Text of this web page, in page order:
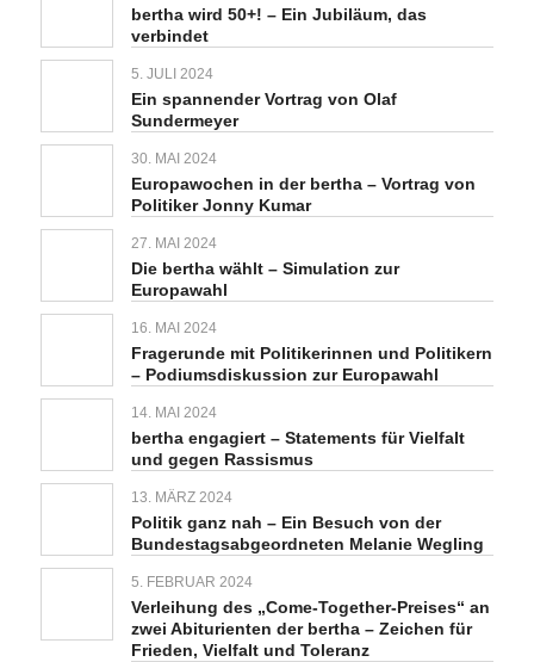
bertha wird 50+! – Ein Jubiläum, das
verbindet
5. JULI 2024
Ein spannender Vortrag von Olaf
Sundermeyer
30. MAI 2024
Europawochen in der bertha – Vortrag von
Politiker Jonny Kumar
27. MAI 2024
Die bertha wählt – Simulation zur
Europawahl
16. MAI 2024
Fragerunde mit Politikerinnen und Politikern
– Podiumsdiskussion zur Europawahl
14. MAI 2024
bertha engagiert – Statements für Vielfalt
und gegen Rassismus
13. MÄRZ 2024
Politik ganz nah – Ein Besuch von der
Bundestagsabgeordneten Melanie Wegling
5. FEBRUAR 2024
Verleihung des „Come-Together-Preises“ an
zwei Abiturienten der bertha – Zeichen für
Frieden, Vielfalt und Toleranz